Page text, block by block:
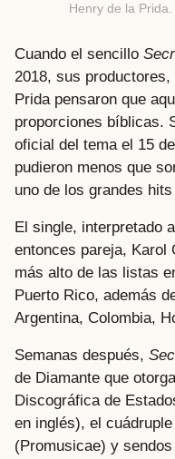
Henry de la
Cuando el sencillo
2018, sus
Prida pensaron que
proporciones bíblicas.
oficial del tema el 15
pudieron menos que
uno de los grandes
El single, interpretado
entonces pareja, Karol
más alto de las listas
Puerto Rico, además
Argentina, Colombia,
Semanas después,
de Diamante que
Discográfica de
en inglés), el
(Promusicae) y